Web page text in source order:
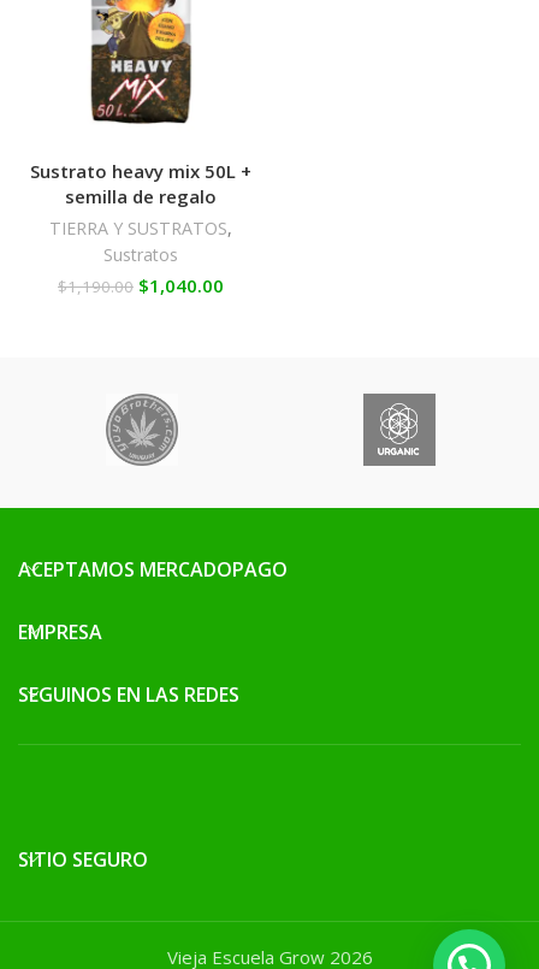
Sustrato heavy mix 50L +
semilla de regalo
TIERRA Y SUSTRATOS,
Sustratos
$1,190.00 $1,040.00
ACEPTAMOS MERCADOPAGO
EMPRESA
SEGUINOS EN LAS REDES
SITIO SEGURO
Vieja Escuela Grow 2026